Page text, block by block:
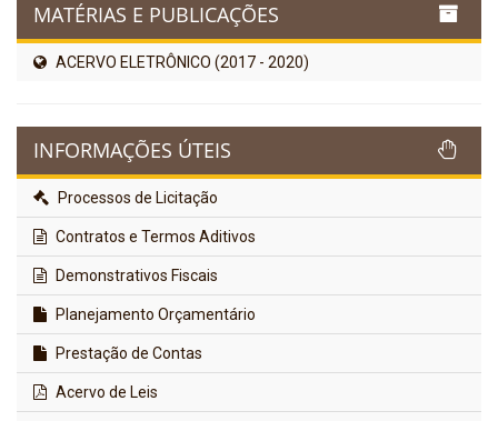
MATÉRIAS E PUBLICAÇÕES
ACERVO ELETRÔNICO (2017 - 2020)
INFORMAÇÕES ÚTEIS
Processos de Licitação
Contratos e Termos Aditivos
Demonstrativos Fiscais
Planejamento Orçamentário
Prestação de Contas
Acervo de Leis